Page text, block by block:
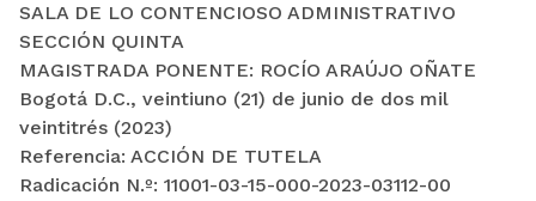
SALA DE LO CONTENCIOSO ADMINISTRATIVO
SECCIÓN QUINTA
MAGISTRADA PONENTE: ROCÍO ARAÚJO OÑATE
Bogotá D.C., veintiuno (21) de junio de dos mil
veintitrés (2023)
Referencia: ACCIÓN DE TUTELA
Radicación N.º: 11001-03-15-000-2023-03112-00